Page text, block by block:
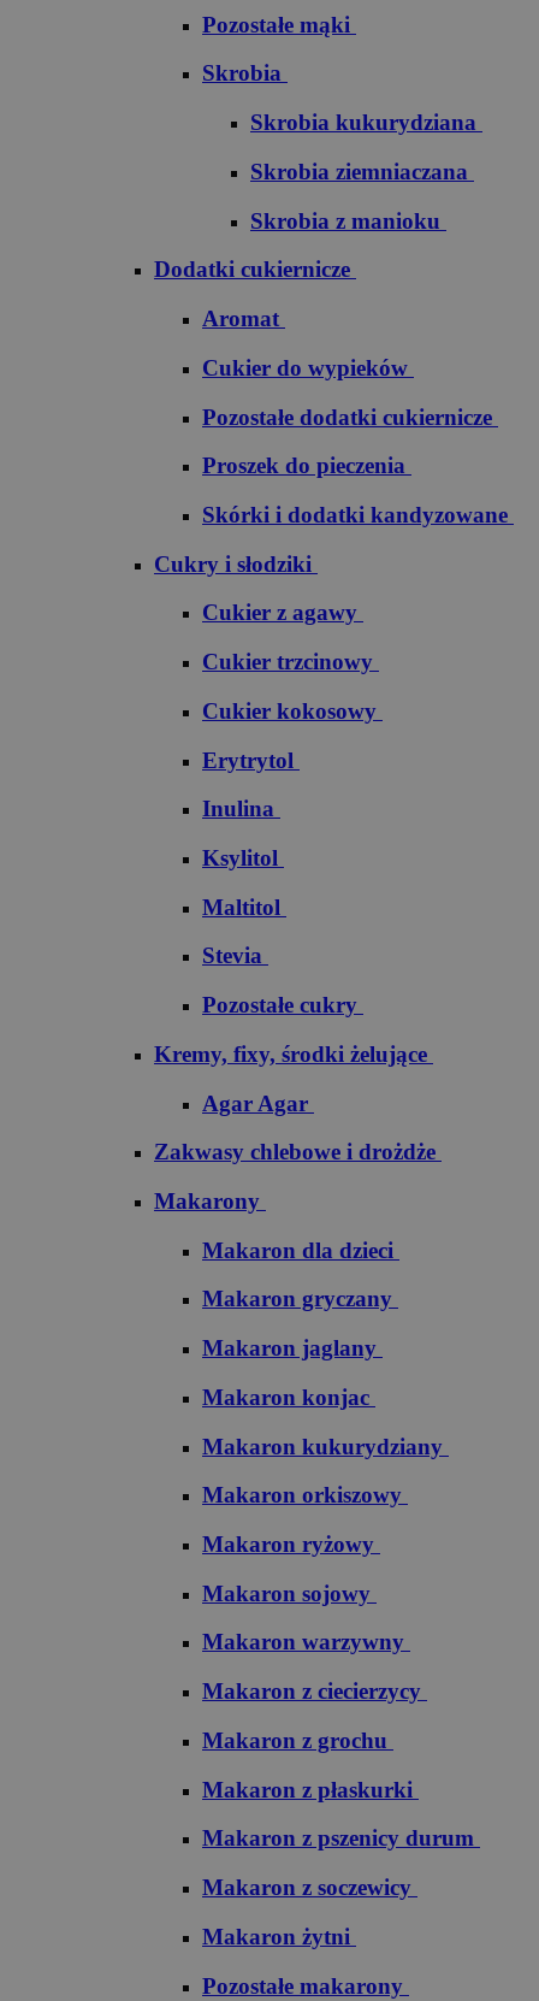
Pozostałe mąki
Skrobia
Skrobia kukurydziana
Skrobia ziemniaczana
Skrobia z manioku
Dodatki cukiernicze
Aromat
Cukier do wypieków
Pozostałe dodatki cukiernicze
Proszek do pieczenia
Skórki i dodatki kandyzowane
Cukry i słodziki
Cukier z agawy
Cukier trzcinowy
Cukier kokosowy
Erytrytol
Inulina
Ksylitol
Maltitol
Stevia
Pozostałe cukry
Kremy, fixy, środki żelujące
Agar Agar
Zakwasy chlebowe i drożdże
Makarony
Makaron dla dzieci
Makaron gryczany
Makaron jaglany
Makaron konjac
Makaron kukurydziany
Makaron orkiszowy
Makaron ryżowy
Makaron sojowy
Makaron warzywny
Makaron z ciecierzycy
Makaron z grochu
Makaron z płaskurki
Makaron z pszenicy durum
Makaron z soczewicy
Makaron żytni
Pozostałe makarony